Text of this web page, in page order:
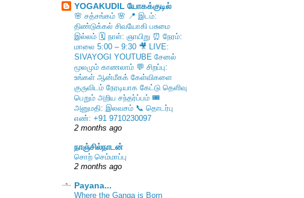
YOGAKUDIL யோகக்குடில்
🌸 சத்சங்கம் 🌸 📍 இடம்:
திண்டுக்கல் சிவயோகி பசுமை
இல்லம் 🗓️ நாள்: ஞாயிறு ⏰ நேரம்:
மாலை 5:00 – 9:30 🎥 LIVE:
SIVAYOGI YOUTUBE சேனல்
மூலமும் காணலாம் 💬 சிறப்பு:
உங்கள் ஆன்மீகக் கேள்விகளை
குருவிடம் நேரடியாக கேட்டு தெளிவு
பெறும் அறிய சந்தர்ப்பம் 🎟️
அனுமதி: இலவசம் 📞 தொடர்பு
எண்: +91 9710230097
2 months ago
நாஞ்சில்நாடன்
சொற் செம்மாப்பு
2 months ago
Payana...
Where the Ganga is Born